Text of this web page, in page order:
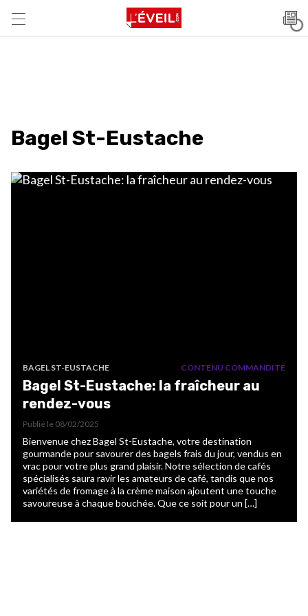
Bagel St-Eustache
BAGEL ST-EUSTACHE CONTENU COMMANDITÉ
Bagel St-Eustache: la fraîcheur au
rendez-vous
Publié le 08/02/2025
Bienvenue chez Bagel St-Eustache, votre destination
gourmande pour savourer des bagels frais du jour, vendus en
vrac pour votre plus grand plaisir. Notre sélection de cafés
spécialisés saura ravir les amateurs de café, tandis que nos
variétés de fromage à la crème maison ajoutent une touche
savoureuse à chaque bouchée. Que ce soit pour un […]